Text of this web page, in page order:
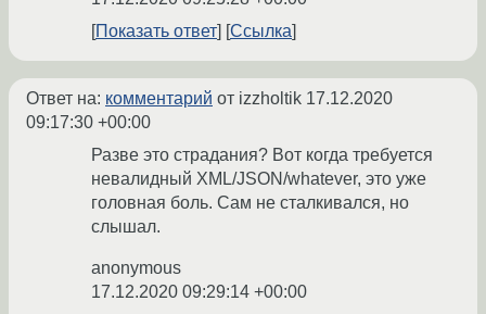
Показать ответ
Ссылка
Ответ на: комментарий от izzholtik 17.12.2020
09:17:30 +00:00
Разве это страдания? Вот когда требуется
невалидный XML/JSON/whatever, это уже
головная боль. Сам не сталкивался, но
слышал.
anonymous
17.12.2020 09:29:14 +00:00